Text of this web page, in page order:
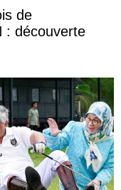
de
: découverte